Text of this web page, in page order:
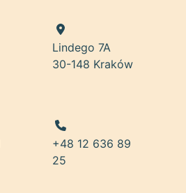
Lindego 7A
30-148 Kraków
+48 12 636 89
25